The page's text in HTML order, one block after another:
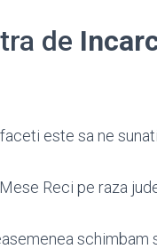
de
este sa ne
Reci pe raza
schimbam